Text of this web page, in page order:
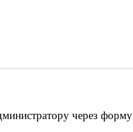
через форму